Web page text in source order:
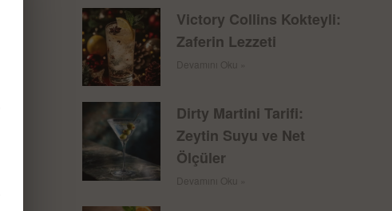
Victory Collins Kokteyli:
Zaferin Lezzeti
Devamını Oku »
Dirty Martini Tarifi:
Zeytin Suyu ve Net
Ölçüler
Devamını Oku »